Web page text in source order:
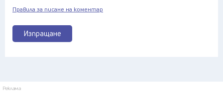
Изпращане
Правила за писане на коментар
Реклама